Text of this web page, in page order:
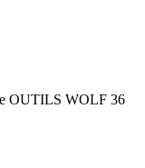
OUTILS WOLF 36